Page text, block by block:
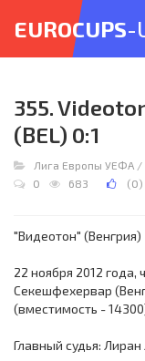
EUROCUPS-
355.
(BEL) 0:1
Лига Европы УЕФА /
0
683 (0)
"Видеотон" (Венгрия)
22 ноября 2012 года,
Секешфехервар
(вместимость -
Главный судья: